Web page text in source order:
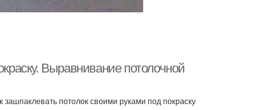
Выравнивание потолочной
зашпаклевать потолок своими руками под покраску